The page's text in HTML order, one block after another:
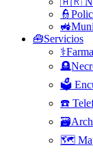
🧰Servicios
🗳️
☎️
🗺️